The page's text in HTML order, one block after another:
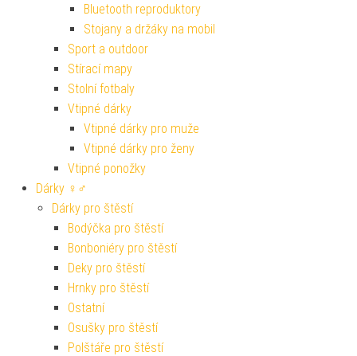
Bluetooth reproduktory
Stojany a držáky na mobil
Sport a outdoor
Stírací mapy
Stolní fotbaly
Vtipné dárky
Vtipné dárky pro muže
Vtipné dárky pro ženy
Vtipné ponožky
Dárky ♀♂
Dárky pro štěstí
Bodýčka pro štěstí
Bonboniéry pro štěstí
Deky pro štěstí
Hrnky pro štěstí
Ostatní
Osušky pro štěstí
Polštáře pro štěstí